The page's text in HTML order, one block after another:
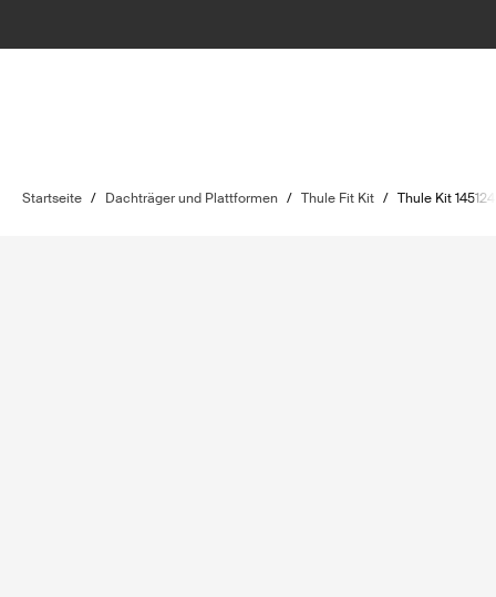
Startseite / Dachträger und Plattformen / Thule Fit Kit / Thule Kit 145124